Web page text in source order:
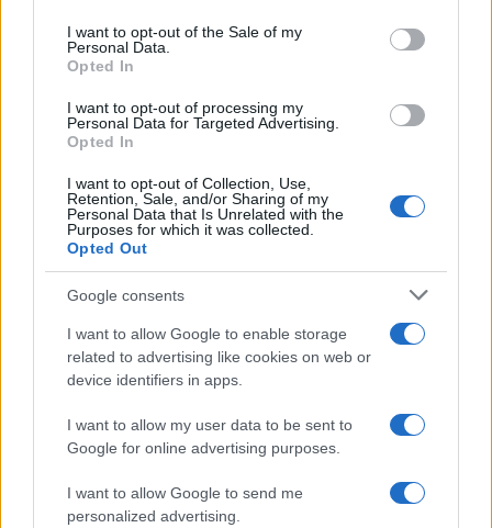
I want to opt-out of the Sale of my
Personal Data.
Opted In
I want to opt-out of processing my
Personal Data for Targeted Advertising.
Opted In
I want to opt-out of Collection, Use,
Retention, Sale, and/or Sharing of my
Personal Data that Is Unrelated with the
Purposes for which it was collected.
Opted Out
Google consents
I want to allow Google to enable storage
related to advertising like cookies on web or
device identifiers in apps.
I want to allow my user data to be sent to
Google for online advertising purposes.
I want to allow Google to send me
personalized advertising.
„Nadam se da nikada neću završiti ovu knjigu“,
napisao je vlasnik na koricama, „Možda će se Dajen
Maja je bila dirnuta otkrićima i nepotpunom,
šokantnom pričom o jakni. „Moj san je da znam
istoriju iza odeće“, rekla je, „To je kao vremenska
kapsula iz 1971. sa tako dirljivim zapisima od
prethodnog vlasnika“.
Ostaje da saznamo da li će Maja ući u trag
misterioznim akterima ove ljubavne priče, prenosi
The Sun.